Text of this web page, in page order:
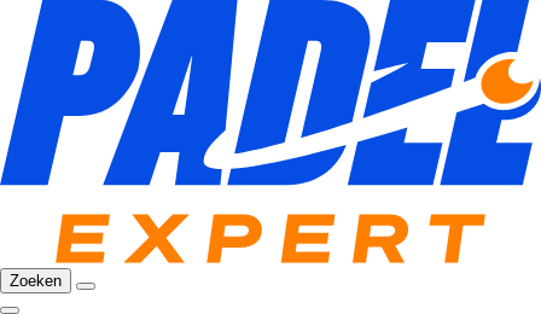
Zoeken